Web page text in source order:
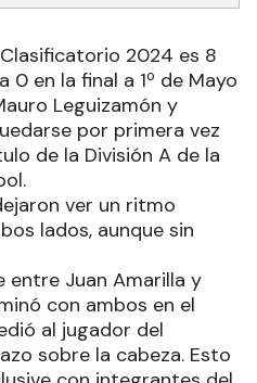
2024 es 8
0 en la final a 1º de Mayo
Leguizamón y
por primera vez
de la División A de la
ver un ritmo
lados, aunque sin
entre Juan Amarilla y
con ambos en el
al jugador del
sobre la cabeza. Esto